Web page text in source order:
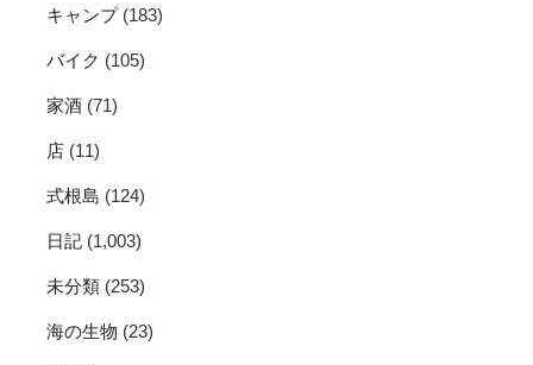
キャンプ(183)
バイク (105)
家酒 (71)
店 (11)
式根島 (124)
日記 (1,003)
未分類 (253)
海の生物 (23)